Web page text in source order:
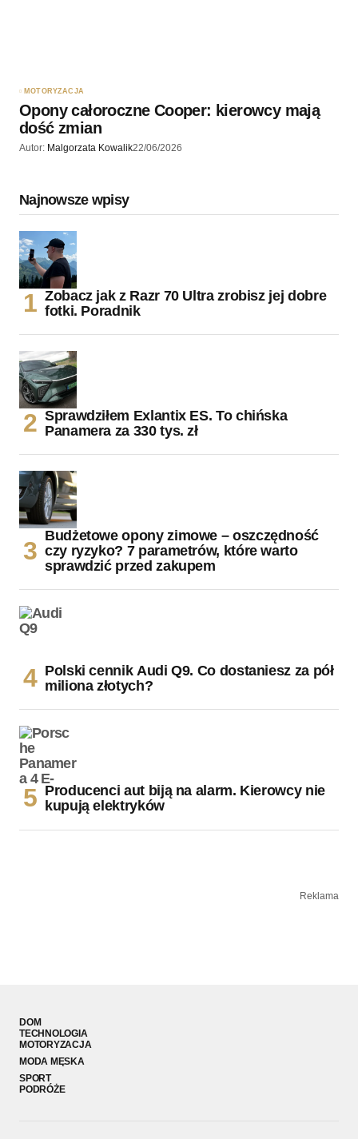
MOTORYZACJA
Opony całoroczne Cooper: kierowcy mają
dość zmian
Autor: Malgorzata Kowalik22/06/2026
Najnowsze wpisy
Zobacz jak z Razr 70 Ultra zrobisz jej dobre
fotki. Poradnik
Sprawdziłem Exlantix ES. To chińska
Panamera za 330 tys. zł
Budżetowe opony zimowe – oszczędność
czy ryzyko? 7 parametrów, które warto
sprawdzić przed zakupem
Polski cennik Audi Q9. Co dostaniesz za pół
miliona złotych?
Producenci aut biją na alarm. Kierowcy nie
kupują elektryków
Reklama
DOM
TECHNOLOGIA
MOTORYZACJA
MODA MĘSKA
SPORT
PODRÓŻE